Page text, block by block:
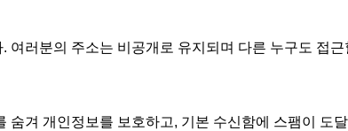
러분의 주소는 비공개로 유지되며 다른 누구도 접
겨 개인정보를 보호하고, 기본 수신함에 스팸이 도